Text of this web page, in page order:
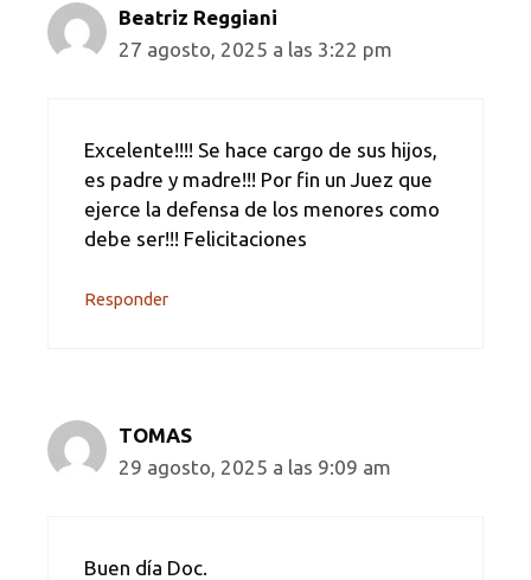
Beatriz Reggiani
27 agosto, 2025 a las 3:22 pm
Excelente!!!! Se hace cargo de sus hijos,
es padre y madre!!! Por fin un Juez que
ejerce la defensa de los menores como
debe ser!!! Felicitaciones
Responder
TOMAS
29 agosto, 2025 a las 9:09 am
Buen día Doc.